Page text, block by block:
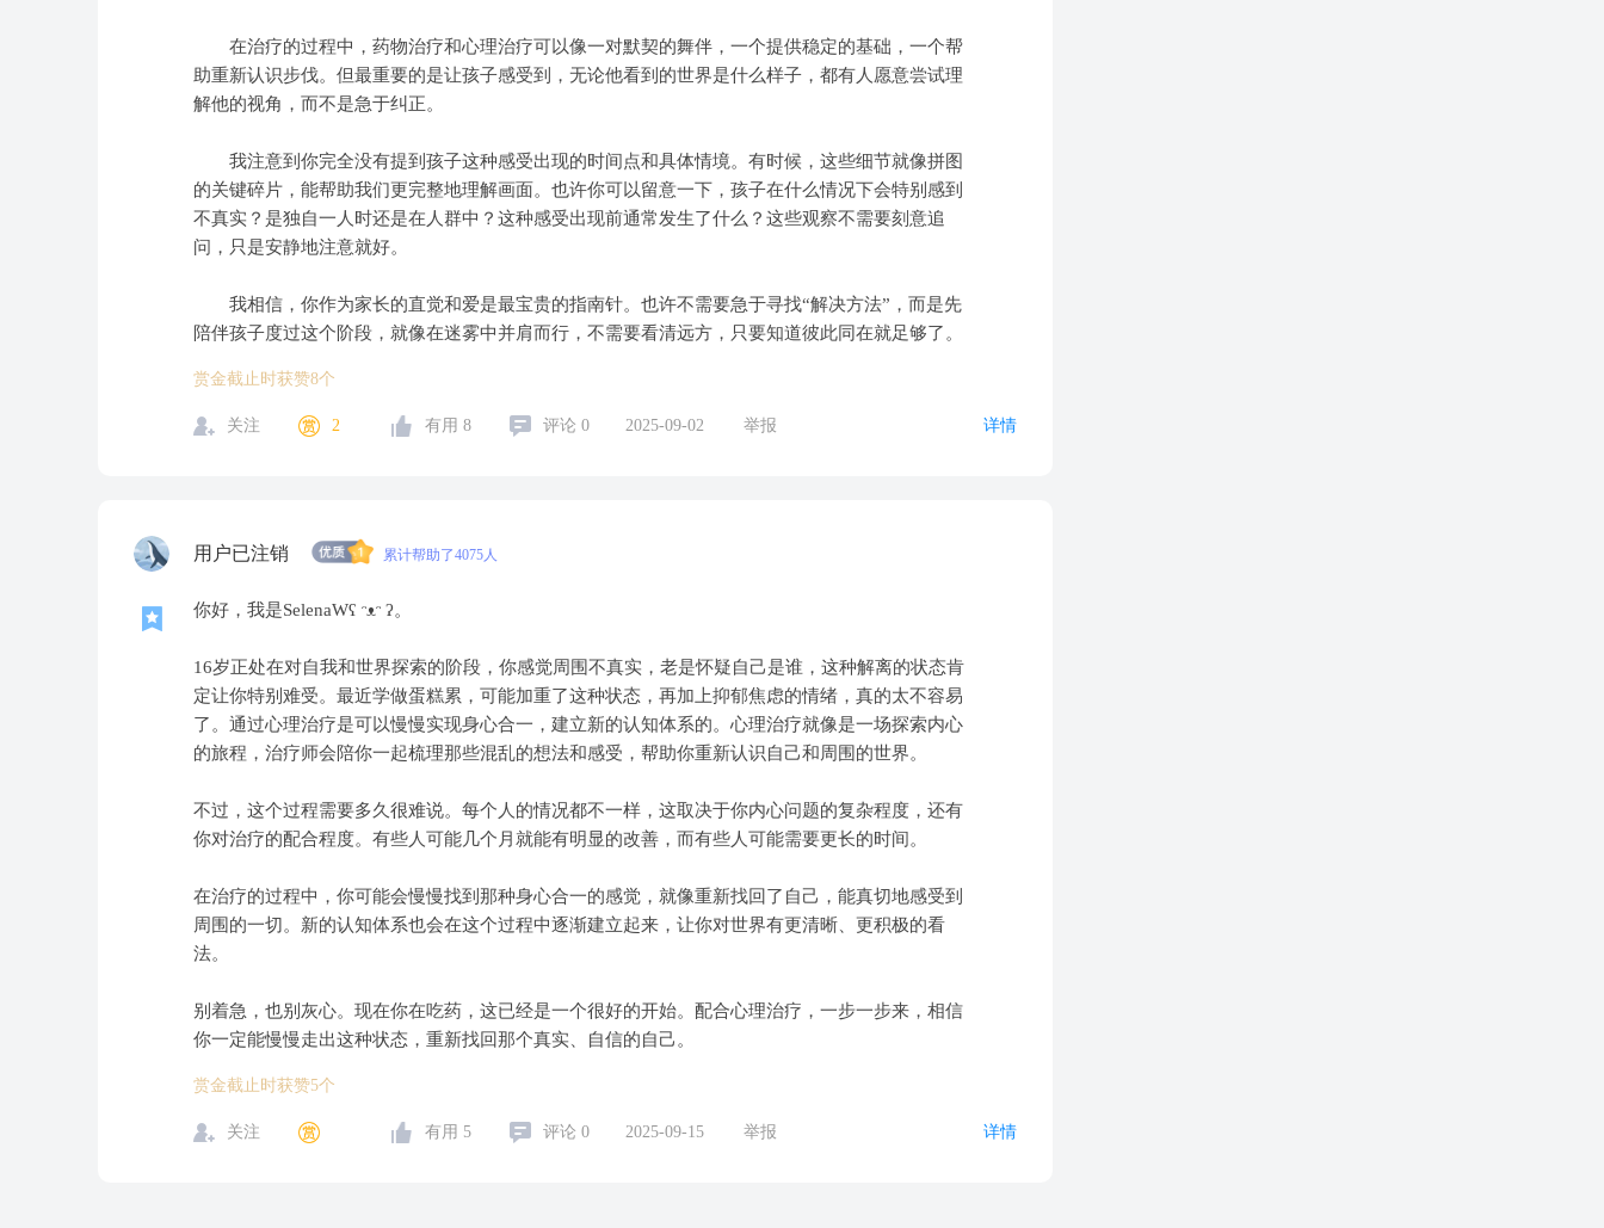
在治疗的过程中，药物治疗和心理治疗可以像一对默契的舞伴，一个提供稳定的基础，一个帮
助重新认识步伐。但最重要的是让孩子感受到，无论他看到的世界是什么样子，都有人愿意尝试理
解他的视角，而不是急于纠正。
我注意到你完全没有提到孩子这种感受出现的时间点和具体情境。有时候，这些细节就像拼图
的关键碎片，能帮助我们更完整地理解画面。也许你可以留意一下，孩子在什么情况下会特别感到
不真实？是独自一人时还是在人群中？这种感受出现前通常发生了什么？这些观察不需要刻意追
问，只是安静地注意就好。
我相信，你作为家长的直觉和爱是最宝贵的指南针。也许不需要急于寻找“解决方法”，而是先
陪伴孩子度过这个阶段，就像在迷雾中并肩而行，不需要看清远方，只要知道彼此同在就足够了。
赏金截止时获赞8个
关注 2 有用 8 评论 0 2025-09-02 举报 详情
用户已注销 累计帮助了4075人
你好，我是SelenaWʕ ᵔᴥᵔ ʔ。
16岁正处在对自我和世界探索的阶段，你感觉周围不真实，老是怀疑自己是谁，这种解离的状态肯
定让你特别难受。最近学做蛋糕累，可能加重了这种状态，再加上抑郁焦虑的情绪，真的太不容易
了。通过心理治疗是可以慢慢实现身心合一，建立新的认知体系的。心理治疗就像是一场探索内心
的旅程，治疗师会陪你一起梳理那些混乱的想法和感受，帮助你重新认识自己和周围的世界。
不过，这个过程需要多久很难说。每个人的情况都不一样，这取决于你内心问题的复杂程度，还有
你对治疗的配合程度。有些人可能几个月就能有明显的改善，而有些人可能需要更长的时间。
在治疗的过程中，你可能会慢慢找到那种身心合一的感觉，就像重新找回了自己，能真切地感受到
周围的一切。新的认知体系也会在这个过程中逐渐建立起来，让你对世界有更清晰、更积极的看
法。
别着急，也别灰心。现在你在吃药，这已经是一个很好的开始。配合心理治疗，一步一步来，相信
你一定能慢慢走出这种状态，重新找回那个真实、自信的自己。
赏金截止时获赞5个
关注 有用 5 评论 0 2025-09-15 举报 详情